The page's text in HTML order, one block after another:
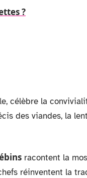
?
célèbre la
des viandes, la
racontent la
réinventent la